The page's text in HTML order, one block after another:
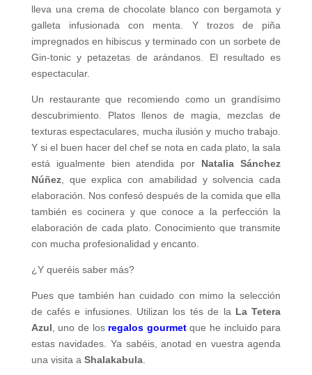
lleva una crema de chocolate blanco con bergamota y
galleta infusionada con menta. Y trozos de piña
impregnados en hibiscus y terminado con un sorbete de
Gin-tonic y petazetas de arándanos. El resultado es
espectacular.
Un restaurante que recomiendo como un grandísimo
descubrimiento. Platos llenos de magia, mezclas de
texturas espectaculares, mucha ilusión y mucho trabajo.
Y si el buen hacer del chef se nota en cada plato, la sala
está igualmente bien atendida por Natalia Sánchez
Núñez, que explica con amabilidad y solvencia cada
elaboración. Nos confesó después de la comida que ella
también es cocinera y que conoce a la perfección la
elaboración de cada plato. Conocimiento que transmite
con mucha profesionalidad y encanto.
¿Y queréis saber más?
Pues que también han cuidado con mimo la selección
de cafés e infusiones. Utilizan los tés de la La Tetera
Azul , uno de los regalos gourmetque he incluido para
estas navidades. Ya sabéis, anotad en vuestra agenda
una visita a Shalakabula.